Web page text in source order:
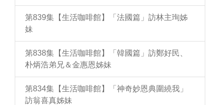
第839集【生活咖啡館】「法國篇」訪林主珣姊
妹
第838集【生活咖啡館】「韓國篇」訪鄭好民、
朴炳浩弟兄＆金惠恩姊妹
第834集【生活咖啡館】「神奇妙恩典圍繞我」
訪翁喜真姊妹